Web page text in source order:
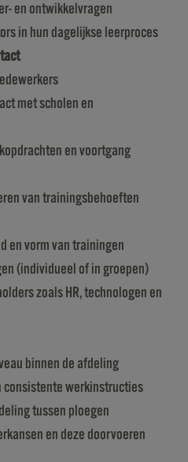
en ontwikkelvragen
in hun dagelijkse leerproces
met scholen en
en voortgang
van trainingsbehoeften
en vorm van trainingen
(individueel of in groepen)
zoals HR, technologen en
binnen de afdeling
consistente werkinstructies
tussen ploegen
en deze doorvoeren